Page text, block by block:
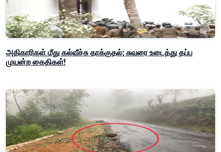
அதிகாரிகள் மீது கல்வீச்சு தாக்குதல்; சுவரை உடைத்து தப்ப
முயன்ற கைதிகள்!